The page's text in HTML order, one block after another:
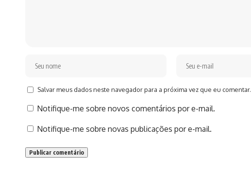
Salvar meus dados neste navegador para a próxima vez que eu comentar.
Notifique-me sobre novos comentários por e-mail.
Notifique-me sobre novas publicações por e-mail.